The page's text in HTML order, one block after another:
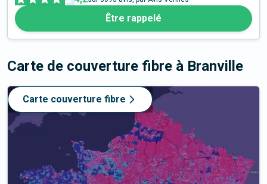
Être rappelé
Carte de couverture fibre à Branville
Carte couverture fibre